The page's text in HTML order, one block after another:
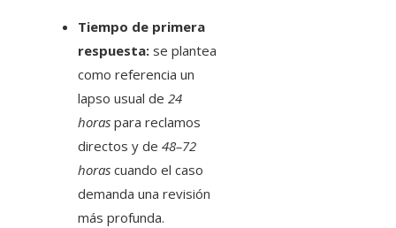
Tiempo de primera
respuesta: se plantea
como referencia un
lapso usual de 24
horas para reclamos
directos y de 48–72
horas cuando el caso
demanda una revisión
más profunda.